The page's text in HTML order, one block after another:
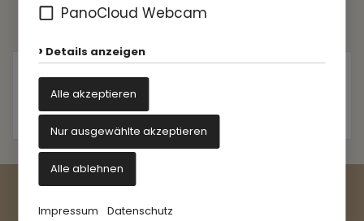
PanoCloud Webcam
Details anzeigen
Alle akzeptieren
Nur ausgewählte akzeptieren
Alle ablehnen
Impressum Datenschutz